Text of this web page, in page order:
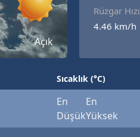
Açık
Rüzgar Hızı
4.46 km/h
Sıcaklık (°C)
En
Düşük
En
Yüksek